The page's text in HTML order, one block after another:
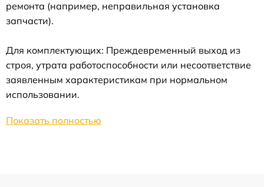
ремонта (например, неправильная установка
запчасти).
Для комплектующих: Преждевременный выход из
строя, утрата работоспособности или несоответствие
заявленным характеристикам при нормальном
использовании.
Показать полностью